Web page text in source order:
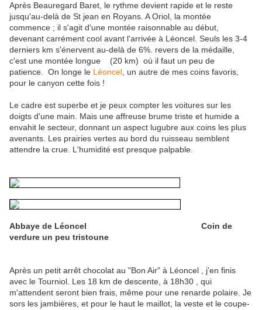
Après Beauregard Baret, le rythme devient rapide et le reste
jusqu'au-delà de St jean en Royans. A Oriol, la montée
commence ; il s'agit d'une montée raisonnable au début,
devenant carrément cool avant l'arrivée à Léoncel. Seuls les 3-4
derniers km s'énervent au-delà de 6%. revers de la médaille,
c'est une montée longue (20 km) où il faut un peu de
patience. On longe le Léoncel , un autre de mes coins favoris,
pour le canyon cette fois !
Le cadre est superbe et je peux compter les voitures sur les
doigts d'une main. Mais une affreuse brume triste et humide a
envahit le secteur, donnant un aspect lugubre aux coins les plus
avenants. Les prairies vertes au bord du ruisseau semblent
attendre la crue. L'humidité est presque palpable.
Abbaye de Léoncel
Coin de
verdure un peu tristoune
Après un petit arrêt chocolat au "Bon Air" à Léoncel , j'en finis
avec le Tourniol. Les 18 km de descente, à 18h30 , qui
m'attendent seront bien frais, même pour une renarde polaire. Je
sors les jambières, et pour le haut le maillot, la veste et le coupe-